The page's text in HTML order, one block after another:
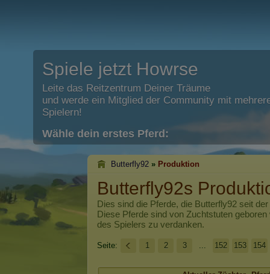
Spiele jetzt Howrse
Leite das Reitzentrum Deiner Träume
und werde ein Mitglied der Community mit
Spielern!
Wähle dein erstes Pferd:
Butterfly92 » Produktion
Butterfly92s
Dies sind die Pferde, die Butterfly92 seit
Diese Pferde sind von Zuchtstuten
des Spielers zu verdanken.
Seite: 1 2 3 ... 152 153 154